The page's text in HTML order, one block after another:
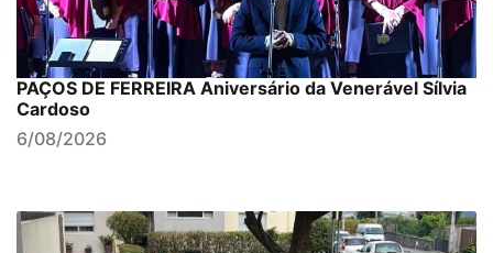
PAÇOS DE FERREIRA Aniversário da Venerável Sílvia
Cardoso
6/08/2026